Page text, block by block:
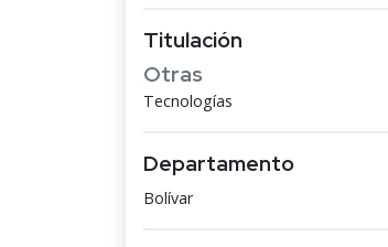
Titulación
Otras
Tecnologías
Departamento
Bolívar